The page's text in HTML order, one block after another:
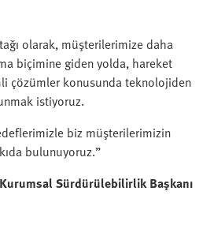
olarak, müşterilerimize daha
biçimine giden yolda, hareket
çözümler konusunda teknolojiden
istiyoruz.
biz müşterilerimizin
bulunuyoruz.”
Sürdürülebilirlik Başkanı